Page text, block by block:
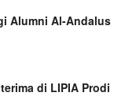
Alumni Al-Andalus
di LIPIA Prodi